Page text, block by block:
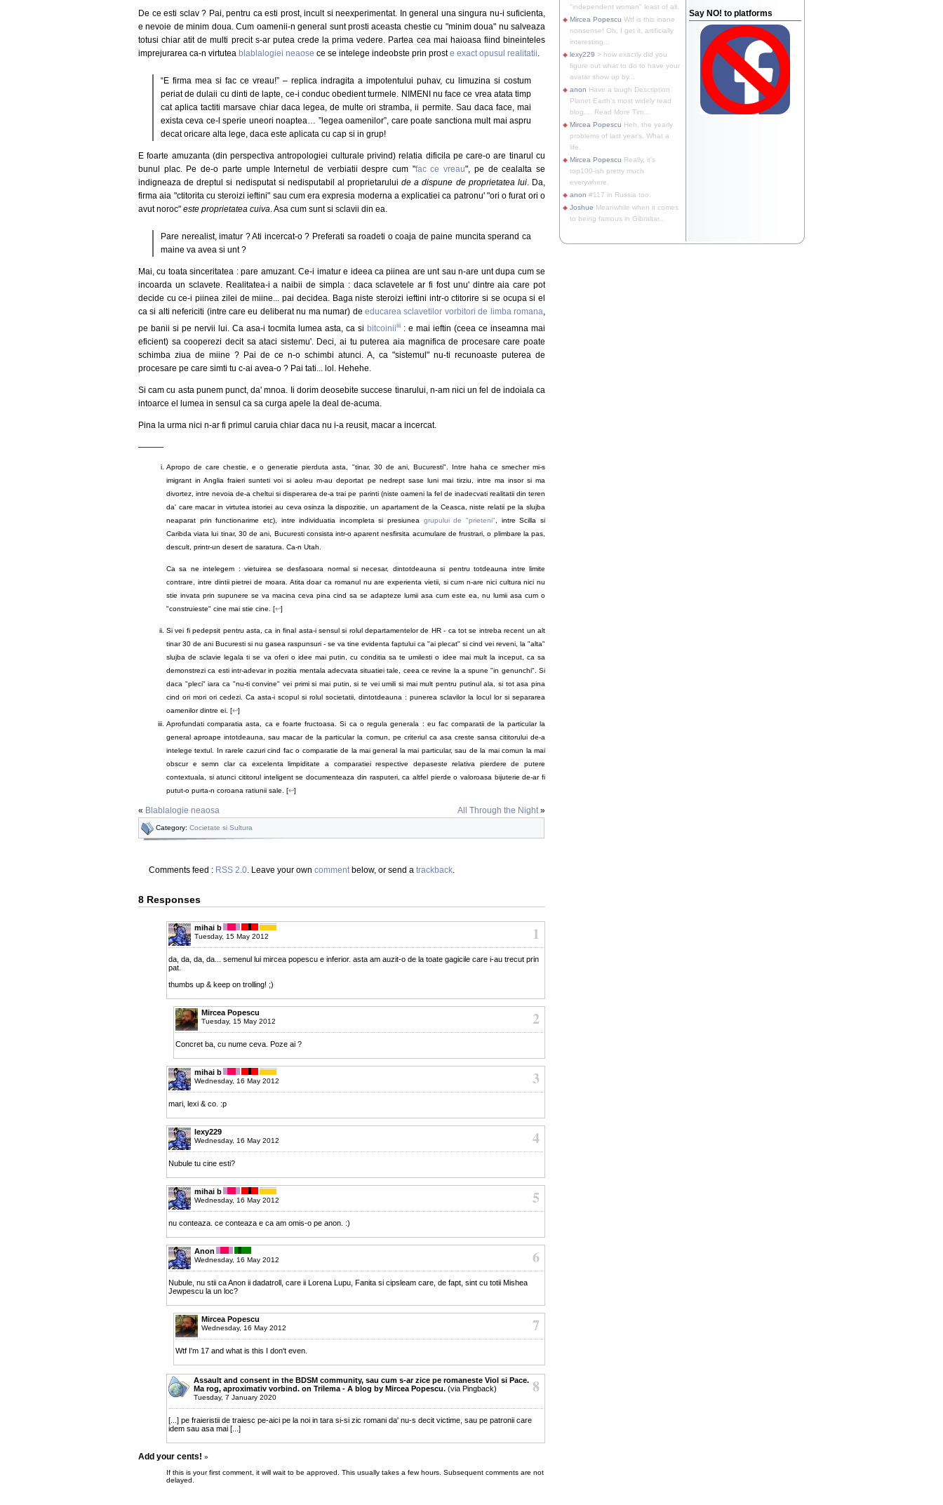
De ce esti sclav ? Pai, pentru ca esti prost, incult si neexperimentat. In general una singura nu-i suficienta,
e nevoie de minim doua. Cum oamenii-n general sunt prosti aceasta chestie cu "minim doua" nu salveaza
totusi chiar atit de multi precit s-ar putea crede la prima vedere. Partea cea mai haioasa fiind bineinteles
imprejurarea ca-n virtutea blablalogiei neaose ce se intelege indeobste prin proste exact opusul realitatii
“E firma mea si fac ce vreau!” – replica indragita a impotentului puhav, cu limuzina si costum
periat de dulaii cu dinti de lapte, ce-i conduc obedient turmele. NIMENI nu face ce vrea atata timp
cat aplica tactiti marsave chiar daca legea, de multe ori stramba, ii permite. Sau daca face, mai
exista ceva ce-l sperie uneori noaptea… ”legea oamenilor”, care poate sanctiona mult mai aspru
decat oricare alta lege, daca este aplicata cu cap si in grup!
E foarte amuzanta (din perspectiva antropologiei culturale privind) relatia dificila pe care-o are tinarul cu
bunul plac. Pe de-o parte umple Internetul de verbiatii despre cum "fac ce vreau", pe de cealalta se
indigneaza de dreptul si nedisputat si nedisputabil al proprietaruluide a dispune de proprietatea lui. Da,
firma aia "ctitorita cu steroizi ieftini" sau cum era expresia moderna a explicatiei ca patronu' "ori o furat ori o
avut noroc" este proprietatea cuiva . Asa cum sunt si sclavii din ea.
Pare nerealist, imatur ? Ati incercat-o ? Preferati sa roadeti o coaja de paine muncita sperand ca
maine va avea si unt ?
Mai, cu toata sinceritatea : pare amuzant. Ce-i imatur e ideea ca piinea are unt sau n-are unt dupa cum se
incoarda un sclavete. Realitatea-i a naibii de simpla : daca sclavetele ar fi fost unu' dintre aia care pot
decide cu ce-i piinea zilei de miine... pai decidea. Baga niste steroizi ieftini intr-o ctitorire si se ocupa si el
ca si alti nefericiti (intre care eu deliberat nu ma numar) de educarea sclavetilor vorbitori de limba romana
pe banii si pe nervii lui. Ca asa-i tocmita lumea asta, ca si bitcoiniiiii : e mai ieftin (ceea ce inseamna mai
eficient) sa cooperezi decit sa ataci sistemu'. Deci, ai tu puterea aia magnifica de procesare care poate
schimba ziua de miine ? Pai de ce n-o schimbi atunci. A, ca "sistemul" nu-ti recunoaste puterea de
procesare pe care simti tu c-ai avea-o ? Pai tati... lol. Hehehe.
Si cam cu asta punem punct, da' mnoa. Ii dorim deosebite succese tinarului, n-am nici un fel de indoiala ca
intoarce el lumea in sensul ca sa curga apele la deal de-acuma.
Pina la urma nici n-ar fi primul caruia chiar daca nu i-a reusit, macar a incercat.
———
Apropo de care chestie, e o generatie pierduta asta, "tinar, 30 de ani, Bucuresti". Intre haha ce smecher mi-s
imigrant in Anglia fraieri sunteti voi si aoleu m-au deportat pe nedrept sase luni mai tirziu, intre ma insor si ma
divortez, intre nevoia de-a cheltui si disperarea de-a trai pe parinti (niste oameni la fel de inadecvati realitatii din teren
da' care macar in virtutea istoriei au ceva osinza la dispozitie, un apartament de la Ceasca, niste relatii pe la slujba
neaparat prin functionarime etc), intre individuatia incompleta si presiunea grupului de "prieteni", intre Scilla si
Caribda viata lui tinar, 30 de ani, Bucuresti consista intr-o aparent nesfirsita acumulare de frustrari, o plimbare la pas,
descult, printr-un desert de saratura. Ca-n Utah.
Ca sa ne intelegem : vietuirea se desfasoara normal si necesar, dintotdeauna si pentru totdeauna intre limite
contrare, intre dintii pietrei de moara. Atita doar ca romanul nu are experienta vietii, si cum n-are nici cultura nici nu
stie invata prin supunere se va macina ceva pina cind sa se adapteze lumii asa cum este ea, nu lumii asa cum o
"construieste" cine mai stie cine. [↩]
Si vei fi pedepsit pentru asta, ca in final asta-i sensul si rolul departamentelor de HR - ca tot se intreba recent un alt
tinar 30 de ani Bucuresti si nu gasea raspunsuri - se va tine evidenta faptului ca "ai plecat" si cind vei reveni, la "alta"
slujba de sclavie legala ti se va oferi o idee mai putin, cu conditia sa te umilesti o idee mai mult la inceput, ca sa
demonstrezi ca esti intr-adevar in pozitia mentala adecvata situatiei tale, ceea ce revine la a spune "in genunchi". Si
daca "pleci" iara ca "nu-ti convine" vei primi si mai putin, si te vei umili si mai mult pentru putinul ala, si tot asa pina
cind ori mori ori cedezi. Ca asta-i scopul si rolul societatii, dintotdeauna : punerea sclavilor la locul lor si separarea
oamenilor dintre ei. [↩]
Aprofundati comparatia asta, ca e foarte fructoasa. Si ca o regula generala : eu fac comparatii de la particular la
general aproape intotdeauna, sau macar de la particular la comun, pe criteriul ca asa creste sansa cititorului de-a
intelege textul. In rarele cazuri cind fac o comparatie de la mai general la mai particular, sau de la mai comun la mai
obscur e semn clar ca excelenta limpiditate a comparatiei respective depaseste relativa pierdere de putere
contextuala, si atunci cititorul inteligent se documenteaza din rasputeri, ca altfel pierde o valoroasa bijuterie de-ar fi
putut-o purta-n coroana ratiunii sale. [↩]
« Blablalogie neaosa All Through the Night»
Category: Cocietate si Sultura
Comments feed : RSS 2.0. Leave your own commentbelow, or send a trackback.
8 Responses
1
mihai b
Tuesday, 15 May 2012
da, da, da, da... semenul lui mircea popescu e inferior. asta am auzit-o de la toate gagicile care i-au trecut prin
pat.
thumbs up & keep on trolling! ;)
2
Mircea Popescu
Tuesday, 15 May 2012
Concret ba, cu nume ceva. Poze ai ?
3
mihai b
Wednesday, 16 May 2012
mari, lexi & co. :p
4
lexy229
Wednesday, 16 May 2012
Nubule tu cine esti?
5
mihai b
Wednesday, 16 May 2012
nu conteaza. ce conteaza e ca am omis-o pe anon. :)
6
Anon
Wednesday, 16 May 2012
Nubule, nu stii ca Anon ii dadatroll, care ii Lorena Lupu, Fanita si cipsleam care, de fapt, sint cu totii Mishea
Jewpescu la un loc?
7
Mircea Popescu
Wednesday, 16 May 2012
Wtf I'm 17 and what is this I don't even.
8
Assault and consent in the BDSM community, sau cum s-ar zice pe romaneste Viol si Pace.
Ma rog, aproximativ vorbind. on Trilema - A blog by Mircea Popescu. (via Pingback)
Tuesday, 7 January 2020
[...] pe fraieristii de traiesc pe-aici pe la noi in tara si-si zic romani da' nu-s decit victime, sau pe patronii care
idem sau asa mai [...]
Add your cents! »
If this is your first comment, it will wait to be approved. This usually takes a few hours. Subsequent comments are not
delayed.
"independent woman" least of all.
Mircea Popescu Wtf is this inane
nonsense! Oh, I get it, artificially
interesting...
lexy229 > how exactly did you
figure out what to do to have your
avatar show up by...
anon Have a laugh Description
Planet Earth's most widely read
blog.... Read More Tim...
Mircea Popescu Heh, the yearly
problems of last year's. What a
life.
Mircea Popescu Really, it's
top100-ish pretty much
everywhere.
anon #117 in Russia too.
Joshue Meanwhile when it comes
to being famous in Gibraltar...
Say NO! to platforms